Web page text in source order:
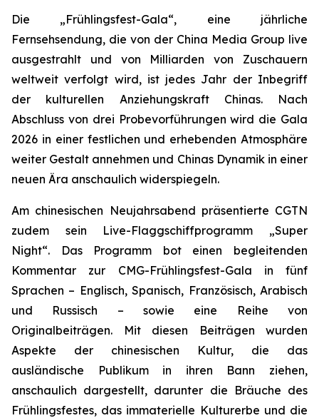
Die „Frühlingsfest-Gala“, eine jährliche
Fernsehsendung, die von der China Media Group live
ausgestrahlt und von Milliarden von Zuschauern
weltweit verfolgt wird, ist jedes Jahr der Inbegriff
der kulturellen Anziehungskraft Chinas. Nach
Abschluss von drei Probevorführungen wird die Gala
2026 in einer festlichen und erhebenden Atmosphäre
weiter Gestalt annehmen und Chinas Dynamik in einer
neuen Ära anschaulich widerspiegeln.
Am chinesischen Neujahrsabend präsentierte CGTN
zudem sein Live-Flaggschiffprogramm „Super
Night“. Das Programm bot einen begleitenden
Kommentar zur CMG-Frühlingsfest-Gala in fünf
Sprachen – Englisch, Spanisch, Französisch, Arabisch
und Russisch – sowie eine Reihe von
Originalbeiträgen. Mit diesen Beiträgen wurden
Aspekte der chinesischen Kultur, die das
ausländische Publikum in ihren Bann ziehen,
anschaulich dargestellt, darunter die Bräuche des
Frühlingsfestes, das immaterielle Kulturerbe und die